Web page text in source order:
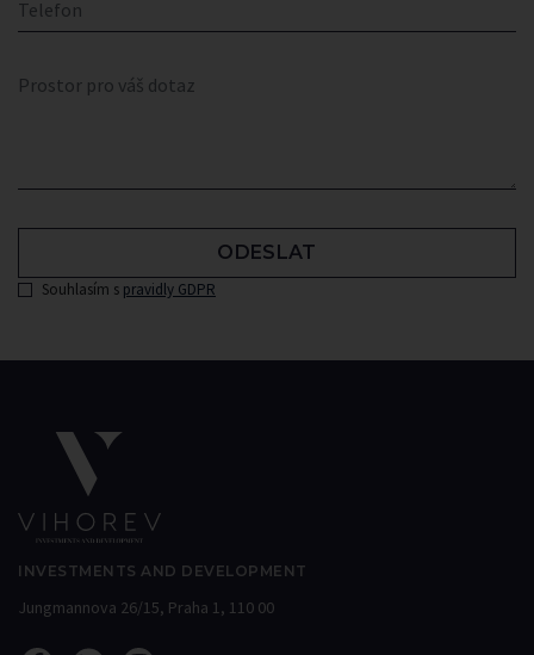
ODESLAT
Souhlasím s pravidly GDPR
INVESTMENTS AND DEVELOPMENT
Jungmannova 26/15, Praha 1, 110 00